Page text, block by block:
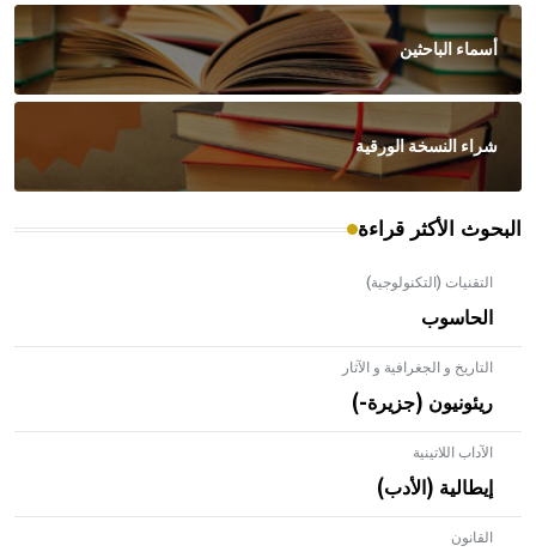
أسماء الباحثين
شراء النسخة الورقية
البحوث الأكثر قراءة
التقنيات (التكنولوجية)
الحاسوب
التاريخ و الجغرافية و الآثار
ريئونيون (جزيرة-)
الآداب اللاتينية
إيطالية (الأدب)
القانون- هل تعلم أن الأبلق نوع من الفنون الهندسية التي ارتبطت